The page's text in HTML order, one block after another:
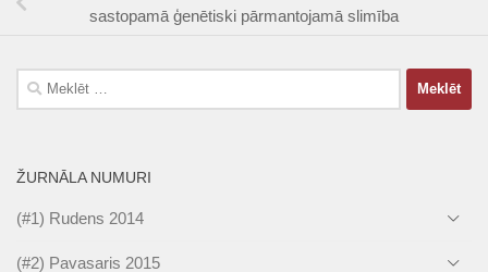
sastopamā ģenētiski pārmantojamā slimība
Meklēt:
ŽURNĀLA NUMURI
(#1) Rudens 2014
(#2) Pavasaris 2015